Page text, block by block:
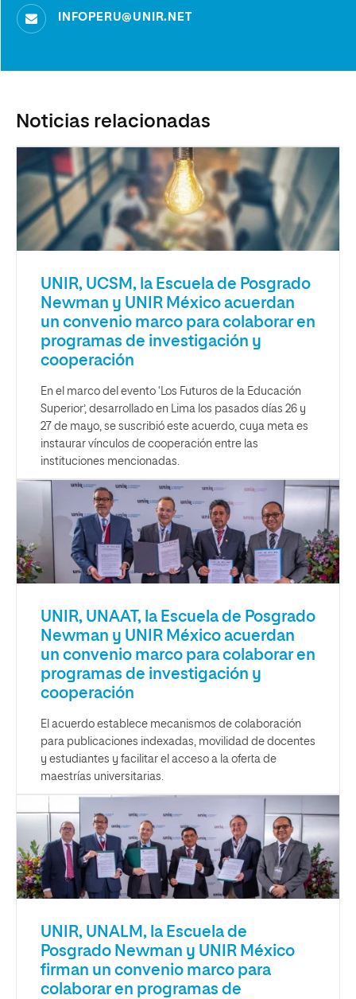
INFOPERU@UNIR.NET
Noticias relacionadas
UNIR, UCSM, la Escuela de Posgrado
Newman y UNIR México acuerdan
un convenio marco para colaborar en
programas de investigación y
cooperación
En el marco del evento ‘Los Futuros de la Educación
Superior’, desarrollado en Lima los pasados días 26 y
27 de mayo, se suscribió este acuerdo, cuya meta es
instaurar vínculos de cooperación entre las
instituciones mencionadas.
UNIR, UNAAT, la Escuela de Posgrado
Newman y UNIR México acuerdan
un convenio marco para colaborar en
programas de investigación y
cooperación
El acuerdo establece mecanismos de colaboración
para publicaciones indexadas, movilidad de docentes
y estudiantes y facilitar el acceso a la oferta de
maestrías universitarias.
UNIR, UNALM, la Escuela de
Posgrado Newman y UNIR México
firman un convenio marco para
colaborar en programas de